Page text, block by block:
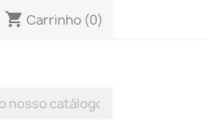
shopping_cart Carrinho (0)